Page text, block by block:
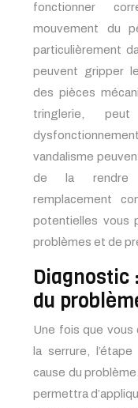
fonctionner
mouvement du
particulièrement
peuvent gripper
des pièces
tringlerie,
vandalisme
de la rendre
remplacement
potentielles vous
problèmes et de
Diagnostic
du
Une fois que
la serrure,
cause du
permettra